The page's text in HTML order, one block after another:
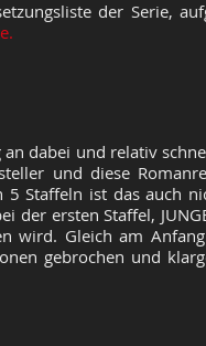
der Serie,
dabei und relativ
und diese
Staffeln ist das auch
der ersten Staffel,
wird. Gleich am
gebrochen und